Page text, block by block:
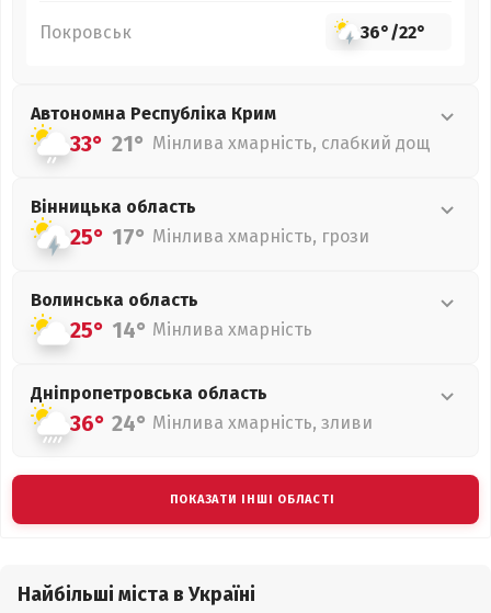
Покровськ 36°/22°
Автономна Республіка Крим
33° 21° Мінлива хмарність, слабкий дощ
Вінницька область
25° 17° Мінлива хмарність, грози
Волинська область
25° 14° Мінлива хмарність
Дніпропетровська область
36° 24° Мінлива хмарність, зливи
ПОКАЗАТИ ІНШІ ОБЛАСТІ
Найбільші міста в Україні